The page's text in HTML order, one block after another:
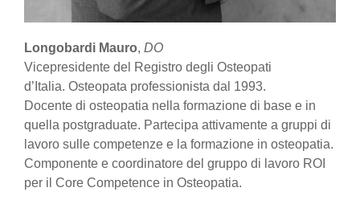
Longobardi Mauro, DO
Vicepresidente del Registro degli Osteopati
d’Italia. Osteopata professionista dal 1993.
Docente di osteopatia nella formazione di base e in
quella postgraduate. Partecipa attivamente a gruppi di
lavoro sulle competenze e la formazione in osteopatia.
Componente e coordinatore del gruppo di lavoro ROI
per il Core Competence in Osteopatia.